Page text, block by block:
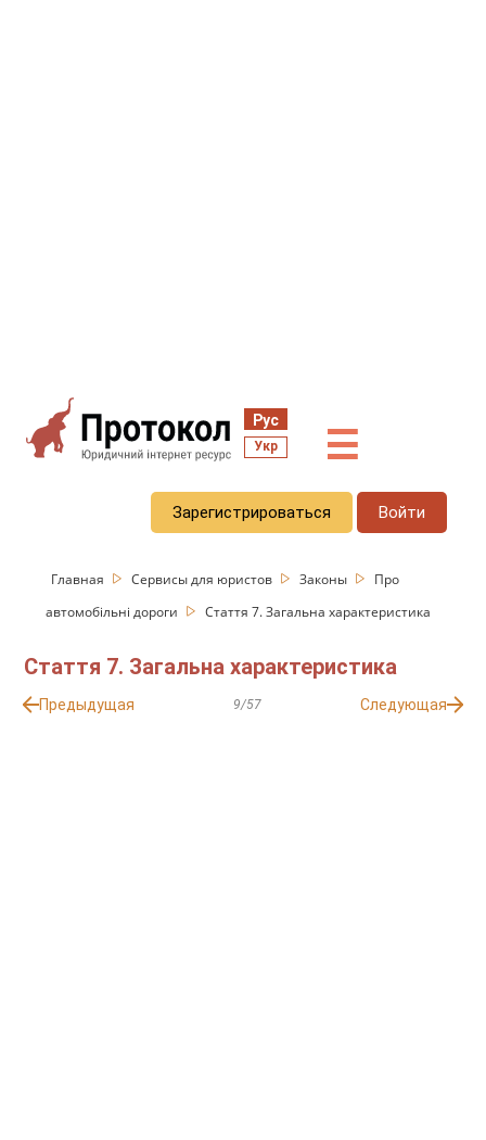
Рус
Укр ☰
Зарегистрироваться Войти
Главная Сервисы для юристов Законы
Про
автомобільні дороги
Стаття 7. Загальна характеристика
Стаття 7. Загальна характеристика
Предыдущая 9/57 Следующая